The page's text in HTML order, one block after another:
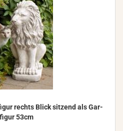
rechts Blick sit­zend als Gar­
53cm